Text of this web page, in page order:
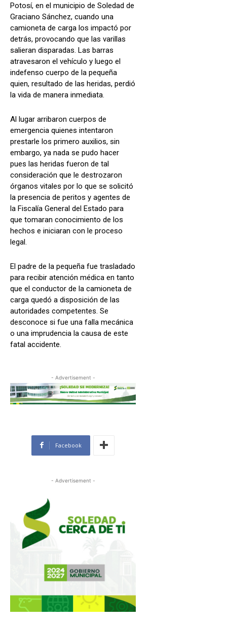
Potosí, en el municipio de Soledad de
Graciano Sánchez, cuando una
camioneta de carga los impactó por
detrás, provocando que las varillas
salieran disparadas. Las barras
atravesaron el vehículo y luego el
indefenso cuerpo de la pequeña
quien, resultado de las heridas, perdió
la vida de manera inmediata.
Al lugar arribaron cuerpos de
emergencia quienes intentaron
prestarle los primero auxilios, sin
embargo, ya nada se pudo hacer
pues las heridas fueron de tal
consideración que le destrozaron
órganos vitales por lo que se solicitó
la presencia de peritos y agentes de
la Fiscalía General del Estado para
que tomaran conocimiento de los
hechos e iniciaran con le proceso
legal.
El padre de la pequeña fue trasladado
para recibir atención médica en tanto
que el conductor de la camioneta de
carga quedó a disposición de las
autoridades competentes. Se
desconoce si fue una falla mecánica
o una imprudencia la causa de este
fatal accidente.
- Advertisement -
Facebook
- Advertisement -